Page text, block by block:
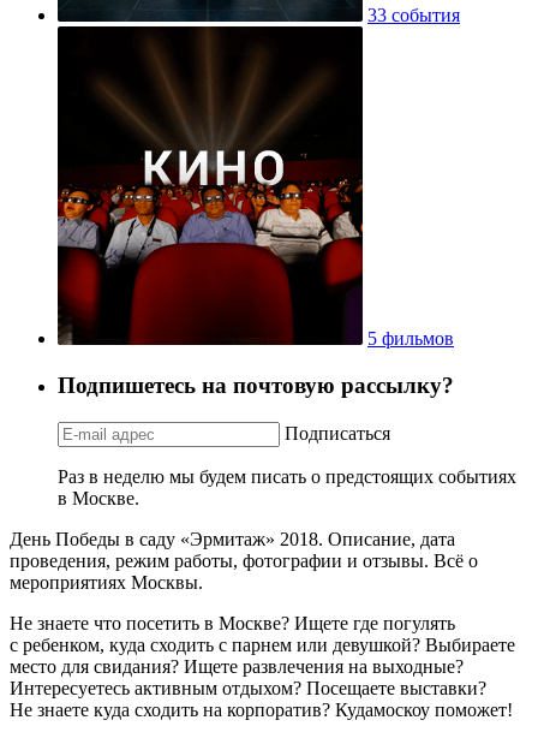
33 события
5 фильмов
Подпишетесь на почтовую рассылку?
Подписаться
Раз в неделю мы будем писать о предстоящих событиях
в Москве.
День Победы в саду «Эрмитаж» 2018. Описание, дата
проведения, режим работы, фотографии и отзывы. Всё о
мероприятиях Москвы.
Не знаете что посетить в Москве? Ищете где погулять
с ребенком, куда сходить с парнем или девушкой? Выбираете
место для свидания? Ищете развлечения на выходные?
Интересуетесь активным отдыхом? Посещаете выставки?
Не знаете куда сходить на корпоратив? Кудамоскоу поможет!